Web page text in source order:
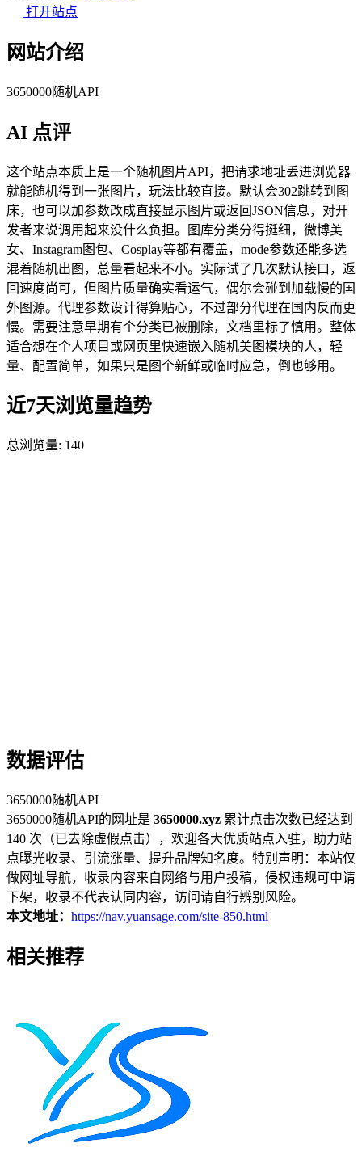
打开站点
网站介绍
3650000随机API
AI 点评
这个站点本质上是一个随机图片API，把请求地址丢进浏览器
就能随机得到一张图片，玩法比较直接。默认会302跳转到图
床，也可以加参数改成直接显示图片或返回JSON信息，对开
发者来说调用起来没什么负担。图库分类分得挺细，微博美
女、Instagram图包、Cosplay等都有覆盖，mode参数还能多选
混着随机出图，总量看起来不小。实际试了几次默认接口，返
回速度尚可，但图片质量确实看运气，偶尔会碰到加载慢的国
外图源。代理参数设计得算贴心，不过部分代理在国内反而更
慢。需要注意早期有个分类已被删除，文档里标了慎用。整体
适合想在个人项目或网页里快速嵌入随机美图模块的人，轻
量、配置简单，如果只是图个新鲜或临时应急，倒也够用。
近7天浏览量趋势
总浏览量: 140
数据评估
3650000随机API
3650000随机API的网址是 3650000.xyz 累计点击次数已经达到
140 次（已去除虚假点击），欢迎各大优质站点入驻，助力站
点曝光收录、引流涨量、提升品牌知名度。特别声明：本站仅
做网址导航，收录内容来自网络与用户投稿，侵权违规可申请
下架，收录不代表认同内容，访问请自行辨别风险。
本文地址： https://nav.yuansage.com/site-850.html
相关推荐